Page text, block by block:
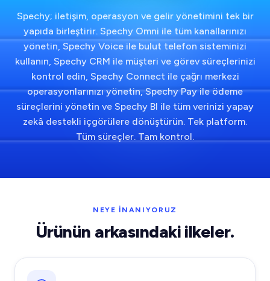
Spechy; iletişim, operasyon ve gelir yönetimini tek bir
yapıda birleştirir. Spechy Omni ile tüm kanallarınızı
yönetin, Spechy Voice ile bulut telefon sisteminizi
kullanın, Spechy CRM ile müşteri ve görev süreçlerinizi
kontrol edin, Spechy Connect ile çağrı merkezi
operasyonlarınızı yönetin, Spechy Pay ile ödeme
süreçlerini yönetin ve Spechy BI ile tüm verinizi yapay
zekâ destekli içgörülere dönüştürün. Tek platform.
Tüm süreçler. Tam kontrol.
NEYE INANIYORUZ
Ürünün arkasındaki ilkeler.